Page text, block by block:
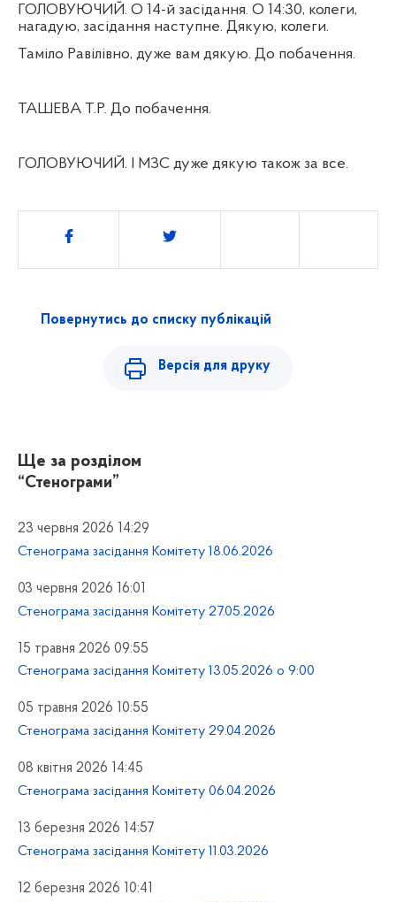
ГОЛОВУЮЧИЙ. О 14-й засідання. О 14:30, колеги,
нагадую, засідання наступне. Дякую, колеги.
Таміло Равілівно, дуже вам дякую. До побачення.
ТАШЕВА Т.Р. До побачення.
ГОЛОВУЮЧИЙ. І МЗС дуже дякую також за все.
Поділитись
Повернутись до списку публікацій
Версія для друку
Ще за розділом
“Стенограми”
23 червня 2026 14:29
Стенограма засідання Комітету 18.06.2026
03 червня 2026 16:01
Стенограма засідання Комітету 27.05.2026
15 травня 2026 09:55
Стенограма засідання Комітету 13.05.2026 о 9:00
05 травня 2026 10:55
Стенограма засідання Комітету 29.04.2026
08 квітня 2026 14:45
Стенограма засідання Комітету 06.04.2026
13 березня 2026 14:57
Стенограма засідання Комітету 11.03.2026
12 березня 2026 10:41